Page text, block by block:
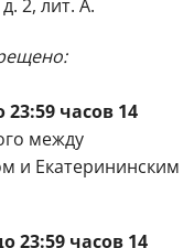
2, лит. А.
23:59 часов 14
между
и Екатерининским
23:59 часов 14